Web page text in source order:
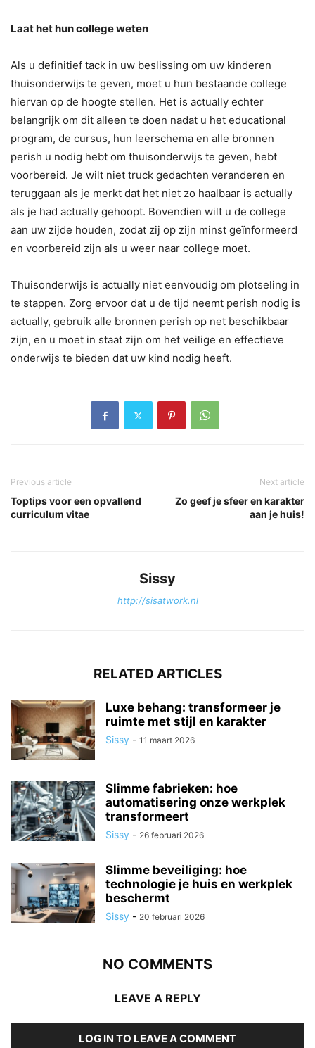
Laat het hun college weten
Als u definitief tack in uw beslissing om uw kinderen
thuisonderwijs te geven, moet u hun bestaande college
hiervan op de hoogte stellen. Het is actually echter
belangrijk om dit alleen te doen nadat u het educational
program, de cursus, hun leerschema en alle bronnen
perish u nodig hebt om thuisonderwijs te geven, hebt
voorbereid. Je wilt niet truck gedachten veranderen en
teruggaan als je merkt dat het niet zo haalbaar is actually
als je had actually gehoopt. Bovendien wilt u de college
aan uw zijde houden, zodat zij op zijn minst geïnformeerd
en voorbereid zijn als u weer naar college moet.
Thuisonderwijs is actually niet eenvoudig om plotseling in
te stappen. Zorg ervoor dat u de tijd neemt perish nodig is
actually, gebruik alle bronnen perish op net beschikbaar
zijn, en u moet in staat zijn om het veilige en effectieve
onderwijs te bieden dat uw kind nodig heeft.
Previous article
Toptips voor een opvallend
curriculum vitae
Next article
Zo geef je sfeer en karakter
aan je huis!
Sissy
http://sisatwork.nl
RELATED ARTICLES
Luxe behang: transformeer je
ruimte met stijl en karakter
Sissy - 11 maart 2026
Slimme fabrieken: hoe
automatisering onze werkplek
transformeert
Sissy - 26 februari 2026
Slimme beveiliging: hoe
technologie je huis en werkplek
beschermt
Sissy - 20 februari 2026
NO COMMENTS
LEAVE A REPLY
LOG IN TO LEAVE A COMMENT